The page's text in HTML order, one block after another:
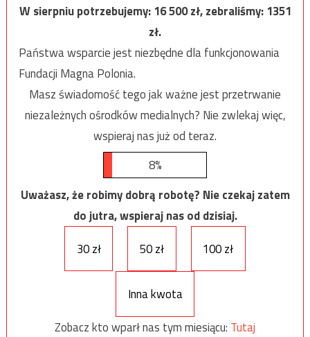
W sierpniu potrzebujemy:16 500zł, zebraliśmy:1351
zł.
Państwa wsparcie jest niezbędne dla funkcjonowania
Fundacji Magna Polonia.
Masz świadomość tego jak ważne jest przetrwanie
niezależnych ośrodków medialnych? Nie zwlekaj więc,
wspieraj nas już od teraz.
8%
Uważasz, że robimy dobrą robotę? Nie czekaj zatem
do jutra, wspieraj nas od dzisiaj.
30 zł
50 zł 100 zł
Inna kwota
Zobacz kto wparł nas tym miesiącu: Tutaj